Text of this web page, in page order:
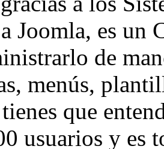
Joomla, es un
de
menús,
que
usuarios y es